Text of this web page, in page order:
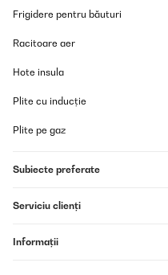
Frigidere pentru băuturi
Racitoare aer
Hote insula
Plite cu inducție
Plite pe gaz
Subiecte preferate
Serviciu clienți
Informații